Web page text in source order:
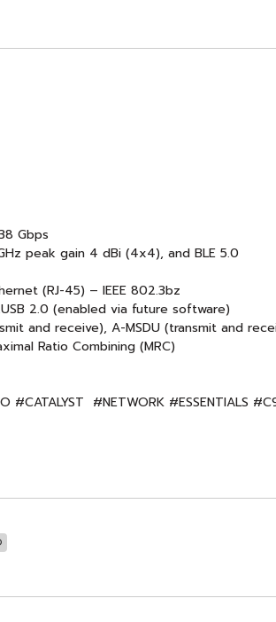
Gbps
peak gain 4 dBi (4x4), and BLE 5.0
(RJ-45) – IEEE 802.3bz
2.0 (enabled via future software)
and receive), A-MSDU (transmit and
Ratio Combining (MRC)
#NETWORK #ESSENTIALS